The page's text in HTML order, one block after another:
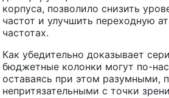
корпуса, позволило снизить
частот и улучшить переходную
частотах.
Как убедительно доказывает
бюджетные колонки могут по-
оставаясь при этом разумными,
непритязательными с точки